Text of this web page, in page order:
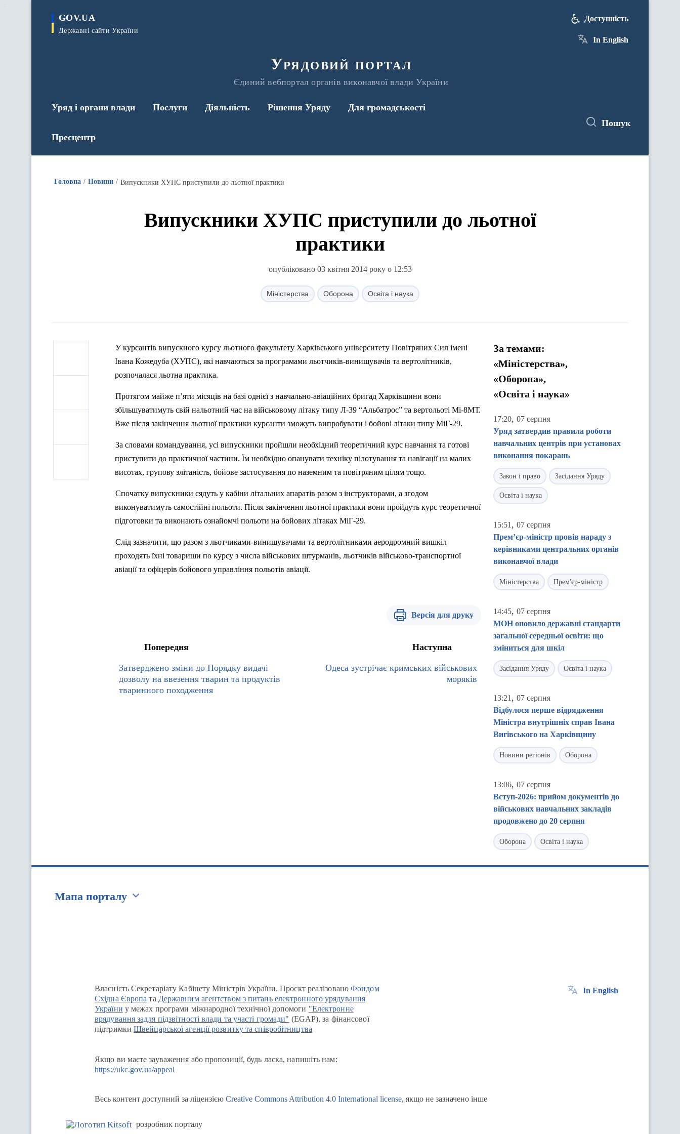
GOV.UA
Державні сайти України
Урядовий портал
Єдиний вебпортал органів виконавчої влади України
Доступність
In English
Уряд і органи влади Послуги Діяльність Рішення Уряду Для громадськості
Пресцентр
Пошук
Головна Новини Випускники ХУПС приступили до льотної практики
Випускники ХУПС приступили до льотної
практики
опубліковано 03 квітня 2014 року о 12:53
Міністерства Оборона Освіта і наука
У курсантів випускного курсу льотного факультету Харківського університету Повітряних Сил імені
Івана Кожедуба (ХУПС), які навчаються за програмами льотчиків-винищувачів та вертолітників,
розпочалася льотна практика.
Протягом майже п’яти місяців на базі однієї з навчально-авіаційних бригад Харківщини вони
збільшуватимуть свій нальотний час на військовому літаку типу Л-39 “Альбатрос” та вертольоті Мі-8МТ.
Вже після закінчення льотної практики курсанти зможуть випробувати і бойові літаки типу МіГ-29.
За словами командування, усі випускники пройшли необхідний теоретичний курс навчання та готові
приступити до практичної частини. Їм необхідно опанувати техніку пілотування та навігації на малих
висотах, групову злітаність, бойове застосування по наземним та повітряним цілям тощо.
Спочатку випускники сядуть у кабіни літальних апаратів разом з інструкторами, а згодом
виконуватимуть самостійні польоти. Після закінчення льотної практики вони пройдуть курс теоретичної
підготовки та виконають ознайомчі польоти на бойових літаках МіГ-29.
Слід зазначити, що разом з льотчиками-винищувачами та вертолітниками аеродромний вишкіл
проходять їхні товариши по курсу з числа військових штурманів, льотчиків військово-транспортної
авіації та офіцерів бойового управління польотів авіації.
Версія для друку
Попередня
Затверджено зміни до Порядку видачі
дозволу на ввезення тварин та продуктів
тваринного походження
Наступна
Одеса зустрічає кримських військових
моряків
За темами:
«Міністерства»,
«Оборона»,
«Освіта і наука»
17:20, 07 серпня
Уряд затвердив правила роботи
навчальних центрів при установах
виконання покарань
Закон і право Засідання Уряду
Освіта і наука
15:51 , 07 серпня
Прем’єр-міністр провів нараду з
керівниками центральних органів
виконавчої влади
Міністерства Прем'єр-міністр
14:45, 07 серпня
МОН оновило державні стандарти
загальної середньої освіти: що
зміниться для шкіл
Засідання Уряду Освіта і наука
13:21 , 07 серпня
Відбулося перше відрядження
Міністра внутрішніх справ Івана
Вигівського на Харківщину
Новини регіонів Оборона
13:06, 07 серпня
Вступ-2026: прийом документів до
військових навчальних закладів
продовжено до 20 серпня
Оборона Освіта і наука
Мапа порталу
Власність Секретаріату Кабінету Міністрів України. Проєкт реалізованоФондом
Східна Європа та Державним агентством з питань електронного урядування
України у межах програми міжнародної технічної допомоги "Електронне
врядування задля підзвітності влади та участі громади" (EGAP), за фінансової
підтримки Швейцарської агенції розвитку та співробітництва
Якщо ви маєте зауваження або пропозиції, будь ласка, напишіть нам:
https://ukc.gov.ua/appeal
In English
Весь контент доступний за ліцензією Creative Commons Attribution 4.0 International license, якщо не зазначено інше
розробник порталу